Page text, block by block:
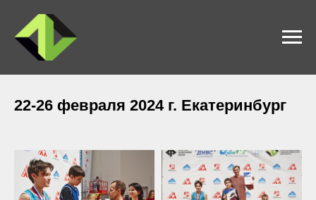
22-26 февраля 2024 г. Екатеринбург